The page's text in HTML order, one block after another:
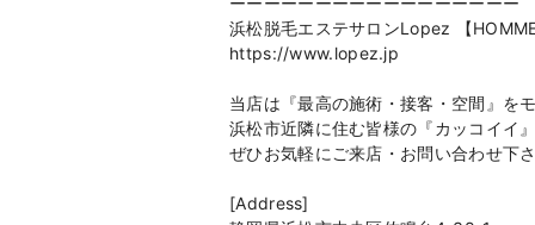
浜松脱毛エステサロンLopez 【HOMME
https://www.lopez.jp
当店は『最高の施術・接客・空間』を
浜松市近隣に住む皆様の『カッコイイ
ぜひお気軽にご来店・お問い合わせ下さ
[Address]